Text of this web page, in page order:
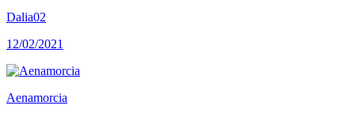
Dalia02
12/02/2021
Aenamorcia